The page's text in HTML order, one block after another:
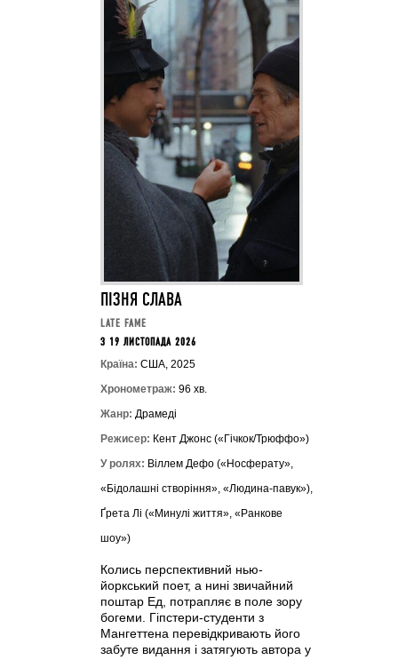
ПІЗНЯ СЛАВА
LATE FAME
З 19 ЛИСТОПАДА 2026
Країна: США, 2025
Хронометраж: 96 хв.
Жанр: Драмеді
Режисер: Кент Джонс («Гічкок/Трюффо»)
У ролях: Віллем Дефо («Носферату»,
«Бідолашні створіння», «Людина-павук»),
Ґрета Лі («Минулі життя», «Ранкове
шоу»)
Колись перспективний нью-
йоркський поет, а нині звичайний
поштар Ед, потрапляє в поле зору
богеми. Гіпстери-студенти з
Мангеттена перевідкривають його
забуте видання і затягують автора у